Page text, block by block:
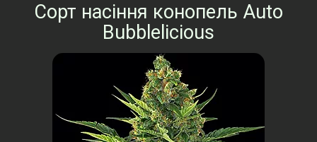
Сорт насіння конопель Auto
Bubblelicious